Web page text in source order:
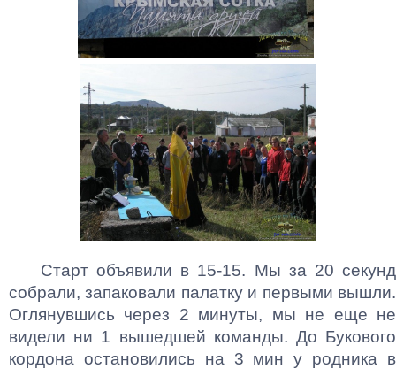
Старт объявили в 15-15. Мы за 20 секунд
собрали, запаковали палатку и первыми вышли.
Оглянувшись через 2 минуты, мы не еще не
видели ни 1 вышедшей команды. До Букового
кордона остановились на 3 мин у родника в